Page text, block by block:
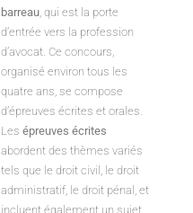
barreau , qui est la porte
d’entrée vers la profession
d’avocat. Ce concours,
organisé environ tous les
quatre ans, se compose
d’épreuves écrites et orales.
Les épreuves écrites
abordent des thèmes variés
tels que le droit civil, le droit
administratif, le droit pénal, et
incluent également un sujet